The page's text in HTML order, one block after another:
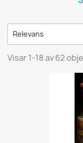
Relevans
Visar 1-18 av 62